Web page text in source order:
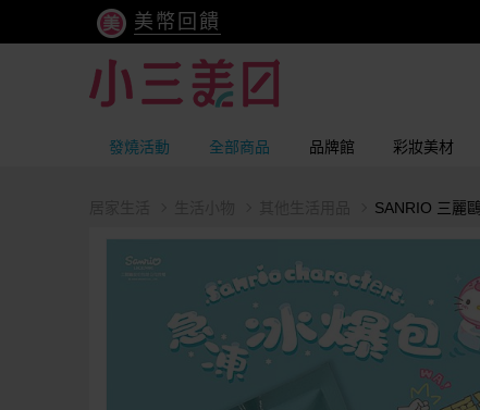
美幣回饋
發燒活動 全部商品 品牌館 彩妝美材
SANRIO 三麗